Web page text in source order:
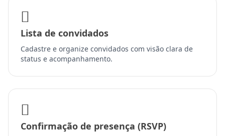
Lista de convidados
Cadastre e organize convidados com visão clara de
status e acompanhamento.
Confirmação de presença (RSVP)